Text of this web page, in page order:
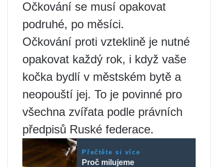
Očkování se musí opakovat
podruhé, po měsíci.
Očkování proti vzteklině je nutné
opakovat každý rok, i když vaše
kočka bydlí v městském bytě a
neopouští jej. To je povinné pro
všechna zvířata podle právních
předpisů Ruské federace.
Přečtěte si více
Proč milujeme